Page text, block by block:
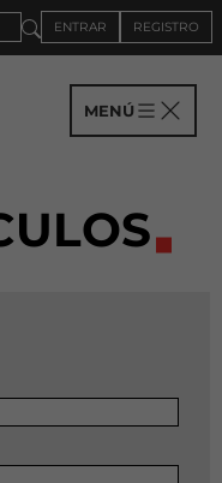
ENTRAR REGISTRO
MENÚ